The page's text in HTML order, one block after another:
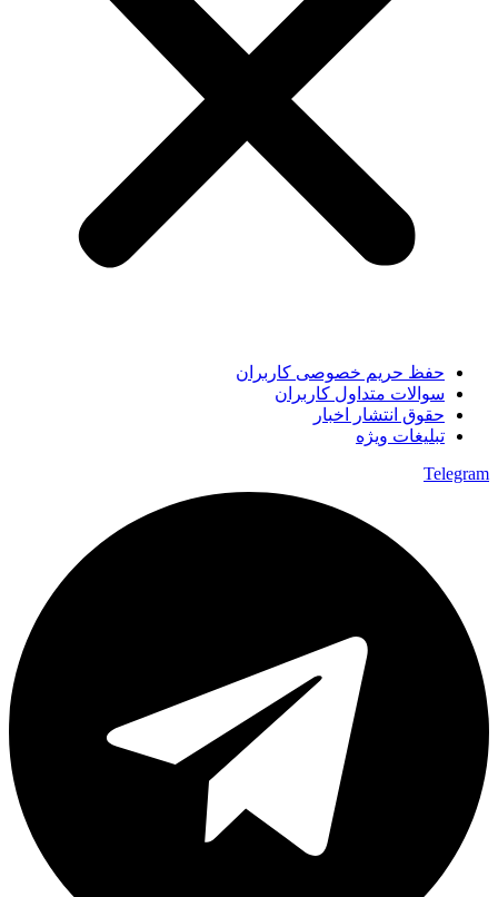
حفظ حریم خصوصی کاربران
سوالات متداول کاربران
حقوق انتشار اخبار
تبلیغات ویژه
Telegram